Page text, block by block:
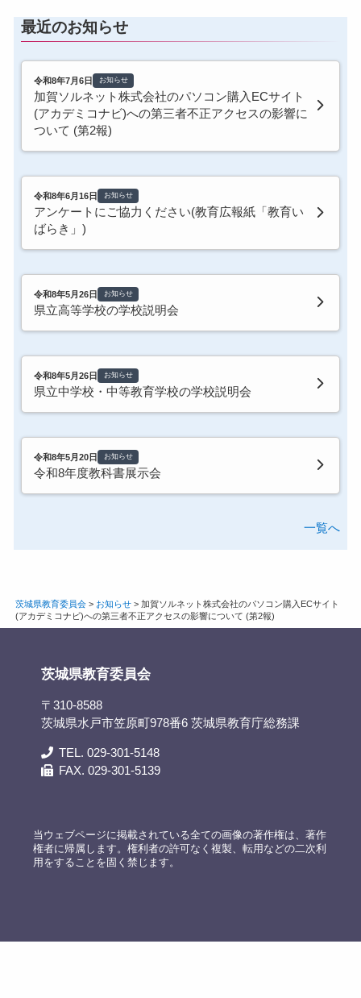
最近のお知らせ
令和8年7月6日 お知らせ
加賀ソルネット株式会社のパソコン購入ECサイト
(アカデミコナビ)への第三者不正アクセスの影響に
ついて (第2報)
令和8年6月16日 お知らせ
アンケートにご協力ください(教育広報紙「教育い
ばらき」)
令和8年5月26日 お知らせ
県立高等学校の学校説明会
令和8年5月26日 お知らせ
県立中学校・中等教育学校の学校説明会
令和8年5月20日 お知らせ
令和8年度教科書展示会
一覧へ
茨城県教育委員会> お知らせ> 加賀ソルネット株式会社のパソコン購入ECサイト
(アカデミコナビ)への第三者不正アクセスの影響について (第2報)
茨城県教育委員会
〒310-8588
茨城県水戸市笠原町978番6 茨城県教育庁総務課
TEL. 029-301-5148
FAX. 029-301-5139
当ウェブページに掲載されている全ての画像の著作権は、著作
権者に帰属します。権利者の許可なく複製、転用などの二次利
用をすることを固く禁じます。